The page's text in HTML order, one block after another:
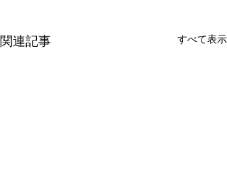
関連記事 すべて表示